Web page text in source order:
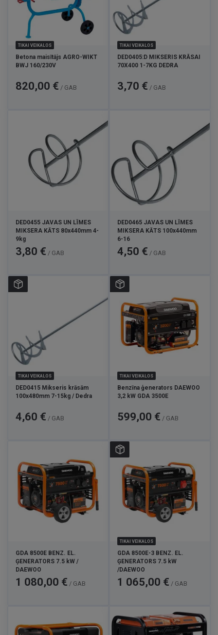
TIKAI VEIKALOS
Betona maisītājs AGRO-WIKT
BWJ 160/230V
Cena
820,00 € / GAB
TIKAI VEIKALOS
DED0405:D MIKSERIS KRĀSAI
70X400 1-7KG DEDRA
Cena
3,70 € / GAB
DED0455 JAVAS UN LĪMES
MIKSERA KĀTS 80x440mm 4-
9kg
Cena
3,80 € / GAB
DED0465 JAVAS UN LĪMES
MIKSERA KĀTS 100x440mm
6-16
Cena
4,50 € / GAB
TIKAI VEIKALOS
DED0415 Mikseris krāsām
100x480mm 7-15kg / Dedra
Cena
4,60 € / GAB
TIKAI VEIKALOS
Benzīna ģenerators DAEWOO
3,2 kW GDA 3500E
Cena
599,00 € / GAB
GDA 8500E BENZ. EL.
ĢENERATORS 7.5 kW /
DAEWOO
Cena
1 080,00 € / GAB
TIKAI VEIKALOS
GDA 8500E-3 BENZ. EL.
ĢENERATORS 7.5 kW
/DAEWOO
Cena
1 065,00 € / GAB